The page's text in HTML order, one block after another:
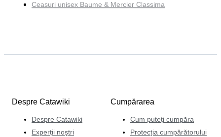
Ceasuri unisex Baume & Mercier Classima
Despre Catawiki
Despre Catawiki
Experții noștri
Cumpărarea
Cum puteți cumpăra
Protecția cumpărătorului